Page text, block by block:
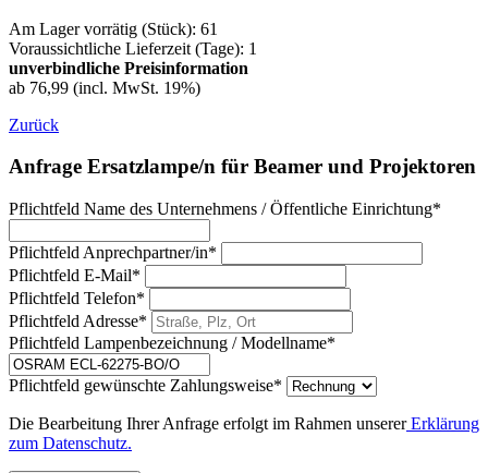
Am Lager vorrätig (Stück): 61
Voraussichtliche Lieferzeit (Tage): 1
unverbindliche Preisinformation
ab 76,99 (incl. MwSt. 19%)
Zurück
Anfrage Ersatzlampe/n für Beamer und Projektoren
Pflichtfeld Name des Unternehmens / Öffentliche Einrichtung*
Pflichtfeld Anprechpartner/in*
Pflichtfeld E-Mail*
Pflichtfeld Telefon*
Pflichtfeld Adresse*
Pflichtfeld Lampenbezeichnung / Modellname*
Pflichtfeld gewünschte Zahlungsweise*
Die Bearbeitung Ihrer Anfrage erfolgt im Rahmen unsererErklärung
zum Datenschutz.